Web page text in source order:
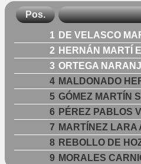
Pos.
1 DE VELASCO
2 HERNÁN MARTÍ
3 ORTEGA
4 MALDONADO
5 GÓMEZ MARTÍN
6 PÉREZ PABLOS
7 MARTÍNEZ LARA
8 REBOLLO DE
9 MORALES